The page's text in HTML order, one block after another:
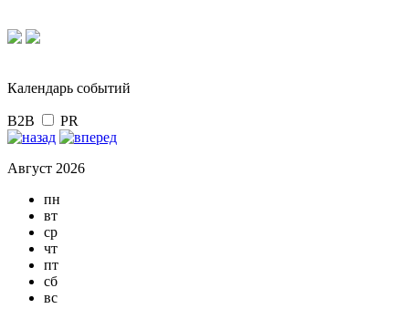
Календарь событий
B2B PR
Август 2026
пн
вт
ср
чт
пт
сб
вс